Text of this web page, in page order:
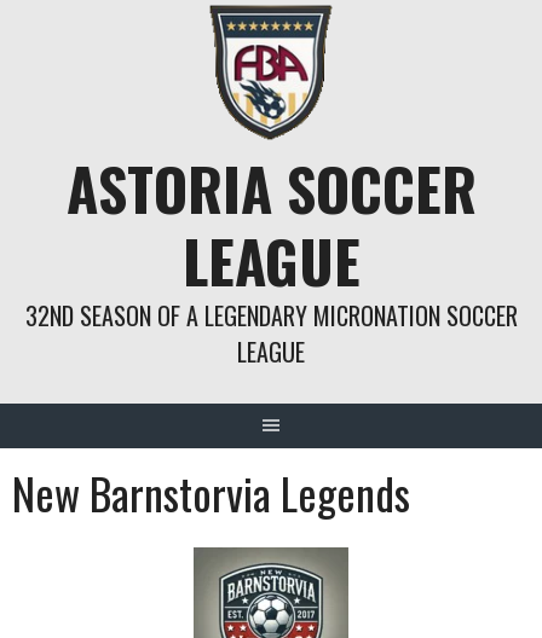
ASTORIA SOCCER
LEAGUE
32ND SEASON OF A LEGENDARY MICRONATION SOCCER
LEAGUE
New Barnstorvia Legends